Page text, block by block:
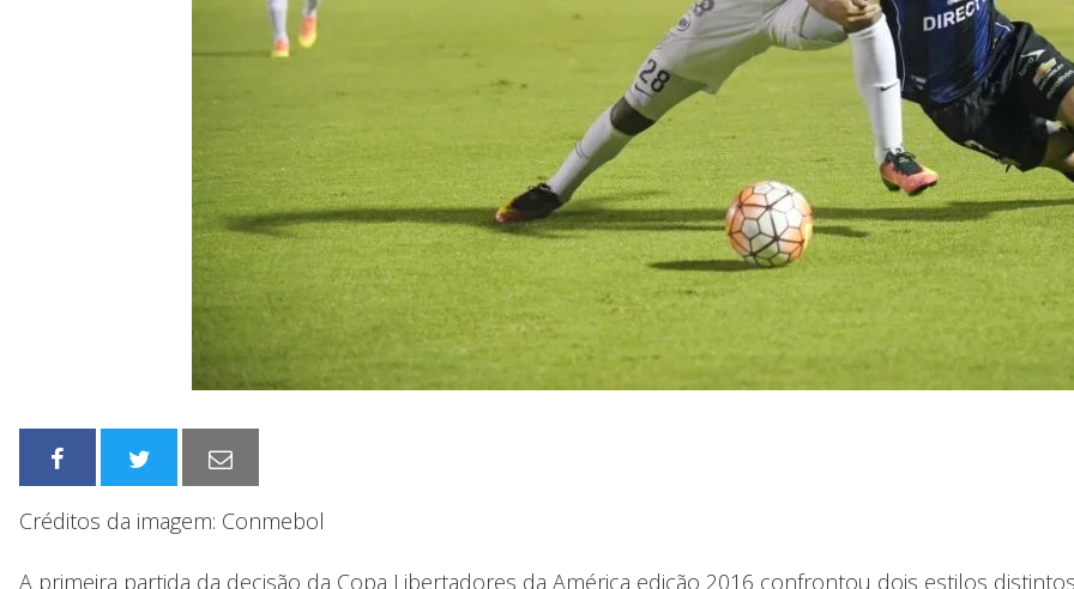
Créditos da imagem: Conmebol
A primeira partida da decisão da Copa Libertadores da América edição 2016 confrontou dois estilos